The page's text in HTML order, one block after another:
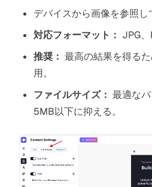
デバイスから画像を参照し
対応フォーマット： JPG
推奨： 最高の結果を得る
用。
ファイルサイズ： 最適な
5MB以下に抑える。